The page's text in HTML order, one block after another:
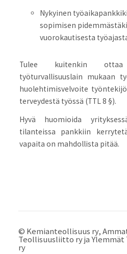
Nykyinen
sopimisen
vuorokautisesta
Tulee kuitenkin
työturvallisuuslain mukaan
huolehtimisvelvoite
terveydestä työssä (TTL 8 §).
Hyvä huomioida
tilanteissa pankkiin
vapaita on mahdollista pitää.
© Kemianteollisuus ry,
Teollisuusliitto ry ja Ylemmät
ry